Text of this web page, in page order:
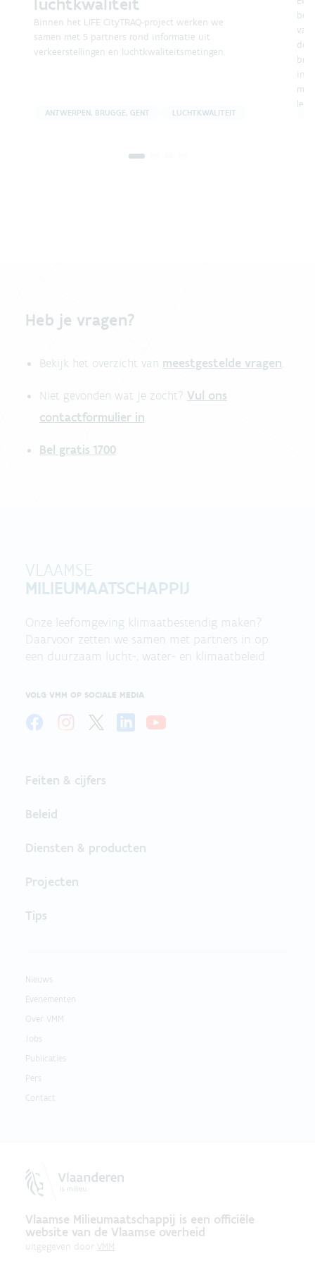
Binnen het LIFE CityTRAQ-project werken we
samen met 5 partners rond informatie uit
verkeerstellingen en luchtkwaliteitsmetingen.
ANTWERPEN, BRUGGE, GENT LUCHTKWALITEIT
in
Heb je vragen?
Bekijk het overzicht van meestgestelde vragen.
Niet gevonden wat je zocht? Vul ons
contactformulier in.
Bel gratis 1700
VLAAMSE
MILIEUMAATSCHAPPIJ
Onze leefomgeving klimaatbestendig maken?
Daarvoor zetten we samen met partners in op
een duurzaam lucht-, water- en klimaatbeleid.
VOLG VMM OP SOCIALE MEDIA
Feiten & cijfers
Beleid
Diensten & producten
Projecten
Tips
Nieuws
Evenementen
Over VMM
Jobs
Publicaties
Pers
Contact
Vlaamse Milieumaatschappij is een officiële
website van de Vlaamse overheid
uitgegeven door VMM